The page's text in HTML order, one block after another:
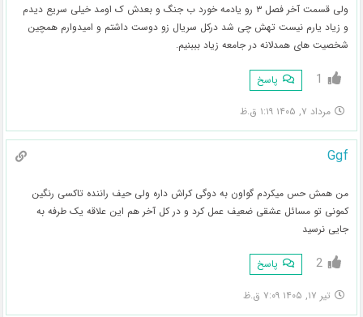
ولی قسمت آخر فصل ۳ رو یادمه خورد ب جنگ و بعدش ک اومد خیلی سریع دیدم
و زیاد یارم نیست تهش چی شد درکل سریال زو دوست داشتم و امیدوارم همچین
شخصیت های همدلانه در جامعه زیاد بببنیم‌.
1 پاسخ
مرداد ۷, ۱۴۰۵ ۱:۱۹ ق.ظ
Ggf
من همش حس میکردم گواون به دوگی کراش داره ولی حیف راننده تاکسی رنگین
کمونی تو مسائل عشقی ضعیف عمل کرد و در کل آخر هم این علاقه یک طرفه به
جایی نرسید
2 پاسخ
تیر ۱۷, ۱۴۰۵ ۷:۰۹ ق.ظ